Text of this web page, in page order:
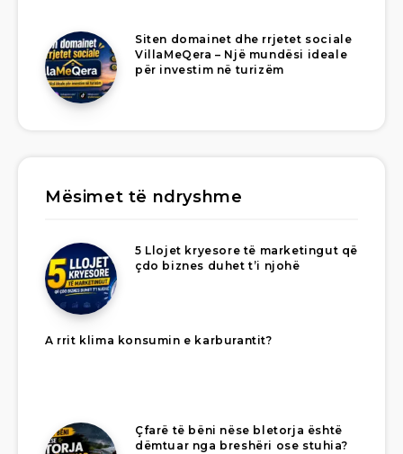
Siten domainet dhe rrjetet sociale
VillaMeQera – Një mundësi ideale
për investim në turizëm
Mësimet të ndryshme
5 Llojet kryesore të marketingut që
çdo biznes duhet t’i njohë
A rrit klima konsumin e karburantit?
Çfarë të bëni nëse bletorja është
dëmtuar nga breshëri ose stuhia?